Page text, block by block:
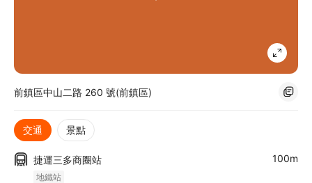
前鎮區中山二路 260 號(前鎮區)
交通 景點
捷運三多商圈站
地鐵站
100m